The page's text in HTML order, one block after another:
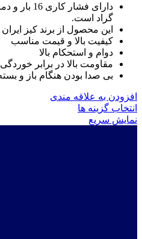
گراد است.
این محصول از برند کیز
کیفیت بالا و قیمت مناسب
دوام و استحکام بالا
مقاومت بالا در برابر خوردگی
بی صدا بودن هنگام باز و
افزودن به علاقه مندی
انتخاب گزینه ها
نمایش سریع